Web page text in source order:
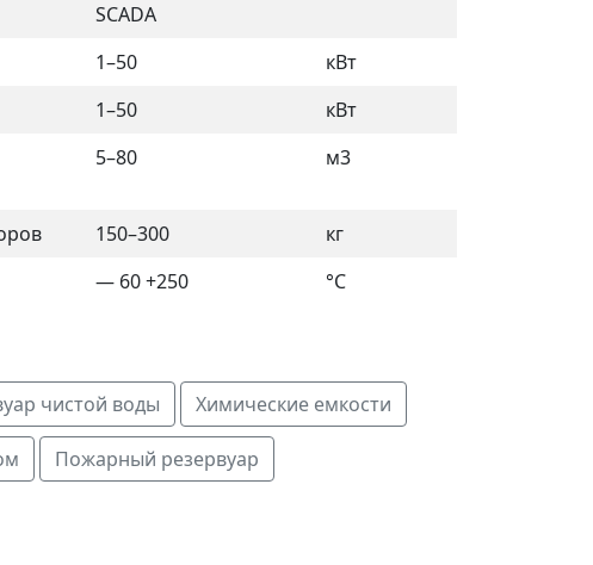
SCADA
1–50
кВт
1–50
кВт
5–80 м3
150–300
кг
— 60 +250 °C
чистой воды Химические емкости
Пожарный резервуар